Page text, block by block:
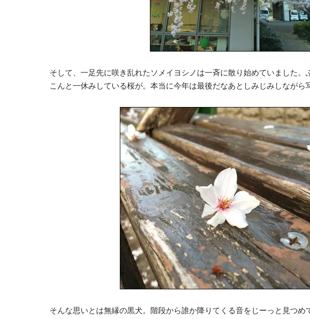
そして、一足先に咲き乱れたソメイヨシノは一斉に散り始めていました。
こんと一休みしている桜が。本当に今年は最後だなあとしみじみしながら
そんな思いとは無縁の黒犬。階段から誰か降りてくる音をじーっと見つめ